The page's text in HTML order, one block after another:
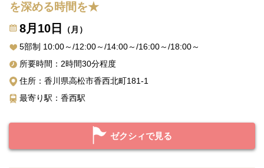
を深める時間を★
8月10日
（月）
5部制 10:00～/12:00～/14:00～/16:00～/18:00～
所要時間：2時間30分程度
住所：香川県高松市香西北町181-1
最寄り駅：香西駅
ゼクシィで見る